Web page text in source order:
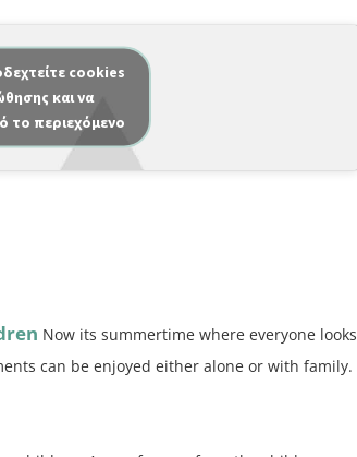
cookies
και να
το περιεχόμενο
Now its summertime where everyone looks
can be enjoyed either alone or with family.